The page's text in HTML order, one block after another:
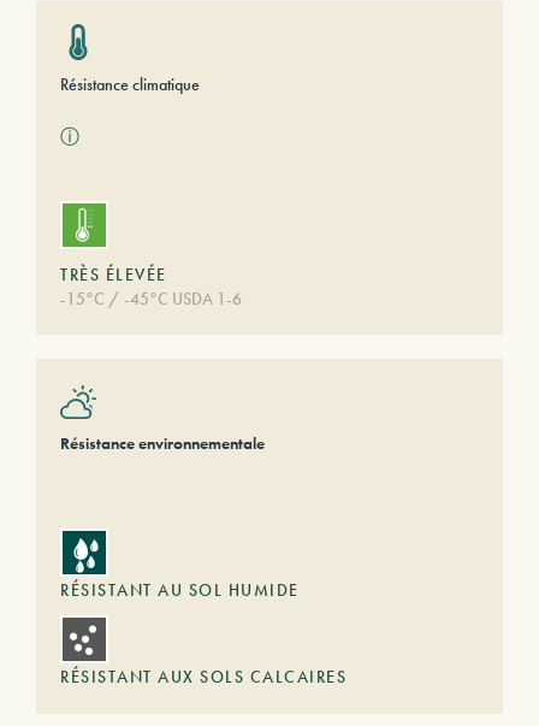
Résistance climatique
ⓘ
TRÈS ÉLEVÉE
-15°C / -45°C USDA 1-6
Résistance environnementale
RÉSISTANT AU SOL HUMIDE
RÉSISTANT AUX SOLS CALCAIRES